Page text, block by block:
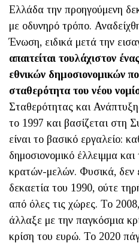
Ελλάδα την προηγούμενη
με οδυνηρό τρόπο.
Ένωση, ειδικά μετά την
απαιτείται τουλάχιστον
εθνικών δημοσιονομικών
σταθερότητα του νέου
Σταθερότητας και
το 1997 και βασίζεται στη
είναι το βασικό εργαλείο:
δημοσιονομικό έλλειμμα
κρατών-μελών. Φυσικά, δεν
δεκαετία του 1990, ούτε
από όλες τις χώρες. Το
άλλαξε με την παγκόσμια
κρίση του ευρώ. Το 2020